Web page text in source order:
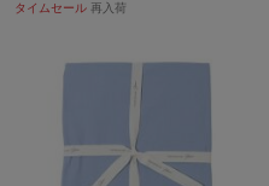
タイムセール 再入荷